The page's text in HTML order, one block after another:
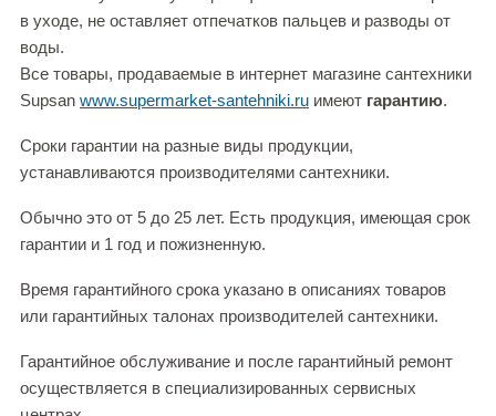
в уходе, не оставляет отпечатков пальцев и разводы от
воды.
Все товары, продаваемые в интернет магазине сантехники
Supsan www.supermarket-santehniki.ru имеют гарантию.
Сроки гарантии на разные виды продукции,
устанавливаются производителями сантехники.
Обычно это от 5 до 25 лет. Есть продукция, имеющая срок
гарантии и 1 год и пожизненную.
Время гарантийного срока указано в описаниях товаров
или гарантийных талонах производителей сантехники.
Гарантийное обслуживание и после гарантийный ремонт
осуществляется в специализированных сервисных